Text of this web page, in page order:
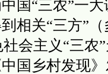
国“三农”一
相关“三方”
会主义“三农
国乡村发现